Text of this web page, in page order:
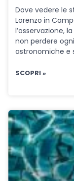
Dove vedere le
Lorenzo in
l’osservazione,
non perdere
astronomiche e
SCOPRI »